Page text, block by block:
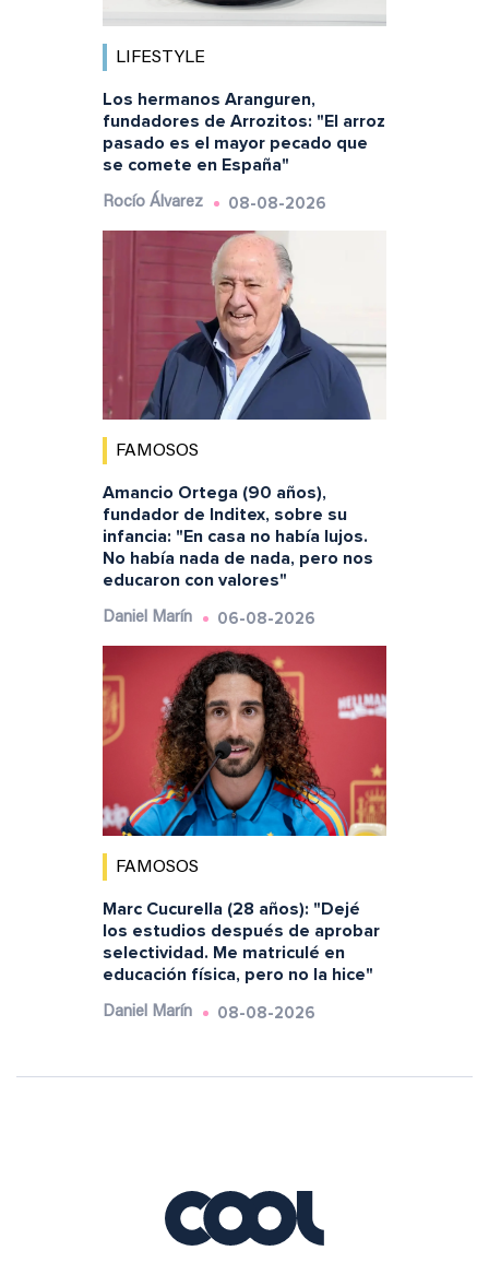
LIFESTYLE
Los hermanos Aranguren,
fundadores de Arrozitos: "El arroz
pasado es el mayor pecado que
se comete en España"
Rocío Álvarez 08-08-2026
FAMOSOS
Amancio Ortega (90 años),
fundador de Inditex, sobre su
infancia: "En casa no había lujos.
No había nada de nada, pero nos
educaron con valores"
Daniel Marín 06-08-2026
FAMOSOS
Marc Cucurella (28 años): "Dejé
los estudios después de aprobar
selectividad. Me matriculé en
educación física, pero no la hice"
Daniel Marín 08-08-2026